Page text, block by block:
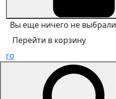
Вы еще ничего не выбрали
Перейти в корзину
ro